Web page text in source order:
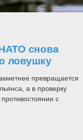
снова
ловушку
превращается
а в проверку
с